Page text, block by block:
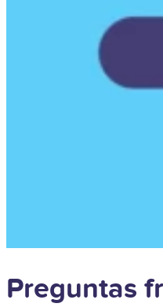
Preguntas